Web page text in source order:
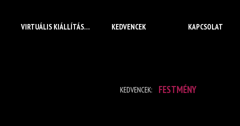
VIRTUÁLIS KIÁLLÍTÁS KEDVENCEK KAPCSOLAT
KEDVENCEK: FESTMÉNY